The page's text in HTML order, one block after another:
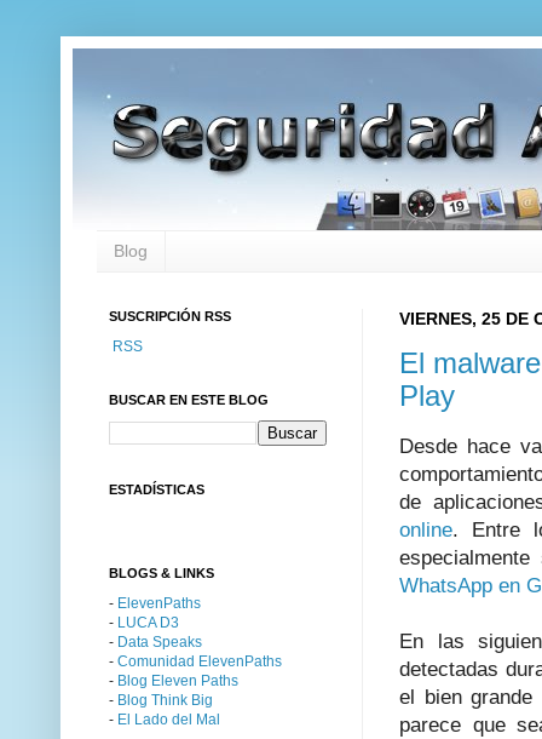
Blog
VIERNES, 25 DE
El
Play
Desde hace
de
online. Entre
WhatsApp en
En las
detectadas
el bien
parece que
SUSCRIPCIÓN RSS
RSS
BUSCAR EN ESTE BLOG
ESTADÍSTICAS
BLOGS & LINKS
- ElevenPaths
- LUCA D3
- Data Speaks
- Comunidad ElevenPaths
- Blog Eleven Paths
- Blog Think Big
- El Lado del Mal